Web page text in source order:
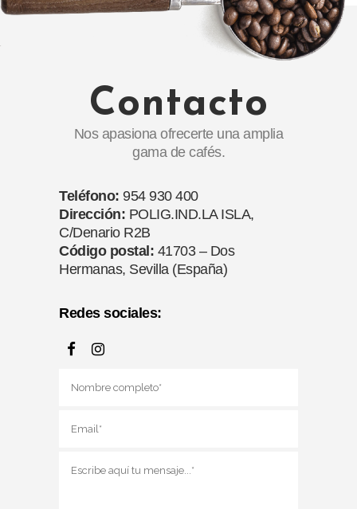
Contacto
Nos apasiona ofrecerte una amplia
gama de cafés.
Teléfono: 954 930 400
Dirección: POLIG.IND.LA ISLA,
C/Denario R2B
Código postal: 41703 – Dos
Hermanas, Sevilla (España)
Redes sociales: